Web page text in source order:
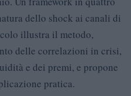
dello shock ai canali di
illustra il metodo,
delle correlazioni in crisi,
e dei premi, e propone
pratica.